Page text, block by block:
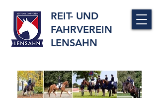
REIT- UND
FAHRVEREIN
LENSAHN